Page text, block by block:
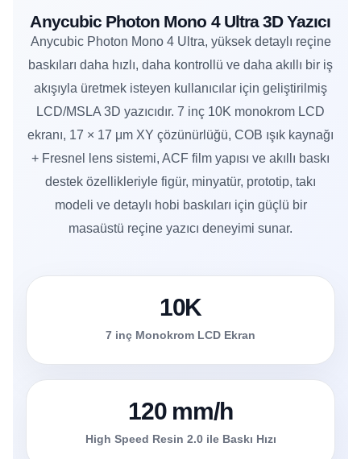
Anycubic Photon Mono 4 Ultra 3D Yazıcı
Anycubic Photon Mono 4 Ultra, yüksek detaylı reçine
baskıları daha hızlı, daha kontrollü ve daha akıllı bir iş
akışıyla üretmek isteyen kullanıcılar için geliştirilmiş
LCD/MSLA 3D yazıcıdır. 7 inç 10K monokrom LCD
ekranı, 17 × 17 μm XY çözünürlüğü, COB ışık kaynağı
+ Fresnel lens sistemi, ACF film yapısı ve akıllı baskı
destek özellikleriyle figür, minyatür, prototip, takı
modeli ve detaylı hobi baskıları için güçlü bir
masaüstü reçine yazıcı deneyimi sunar.
10K
7 inç Monokrom LCD Ekran
120 mm/h
High Speed Resin 2.0 ile Baskı Hızı